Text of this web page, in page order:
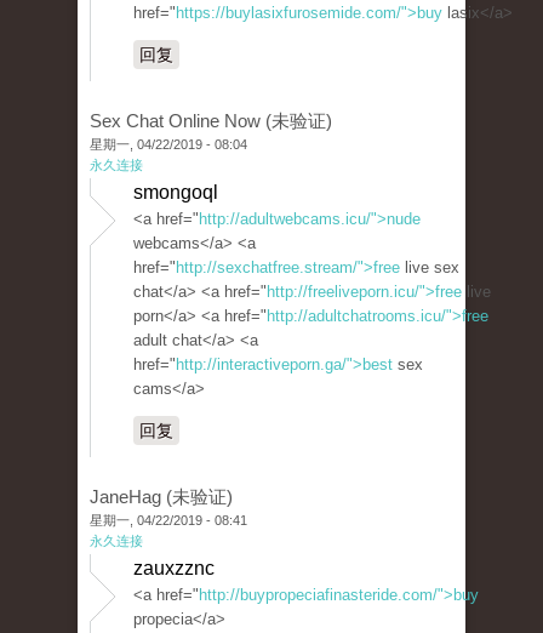
href=" https://buylasixfurosemide.com/">buy lasix</a>
回复
Sex Chat Online Now (未验证)
星期一, 04/22/2019 - 08:04
永久连接
smongoql
<a href=" http://adultwebcams.icu/">nude
webcams</a> <a
href=" http://sexchatfree.stream/">free live sex
chat</a> <a href=" http://freeliveporn.icu/">free live
porn</a> <a href=" http://adultchatrooms.icu/">free
adult chat</a> <a
href=" http://interactiveporn.ga/">best sex
cams</a>
回复
JaneHag (未验证)
星期一, 04/22/2019 - 08:41
永久连接
zauxzznc
<a href=" http://buypropeciafinasteride.com/">buy
propecia</a>